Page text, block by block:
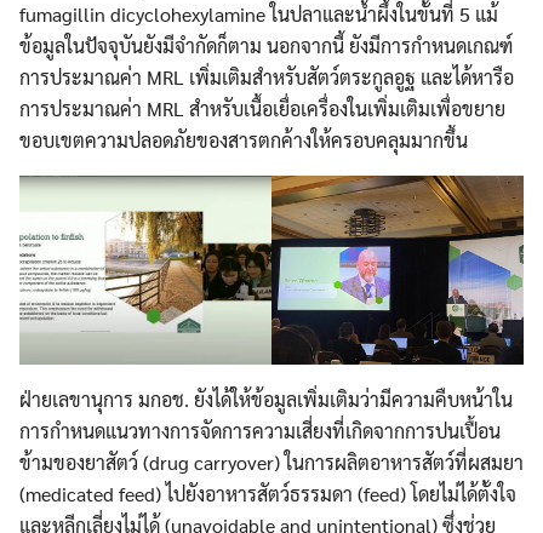
fumagillin dicyclohexylamine ในปลาและน้ำผึ้งในขั้นที่ 5 แม้
ข้อมูลในปัจจุบันยังมีจำกัดก็ตาม นอกจากนี้ ยังมีการกำหนดเกณฑ์
การประมาณค่า MRL เพิ่มเติมสำหรับสัตว์ตระกูลอูฐ และได้หารือ
การประมาณค่า MRL สำหรับเนื้อเยื่อเครื่องในเพิ่มเติมเพื่อขยาย
ขอบเขตความปลอดภัยของสารตกค้างให้ครอบคลุมมากขึ้น
ฝ่ายเลขานุการ มกอช. ยังได้ให้ข้อมูลเพิ่มเติมว่ามีความคืบหน้าใน
การกำหนดแนวทางการจัดการความเสี่ยงที่เกิดจากการปนเปื้อน
ข้ามของยาสัตว์ (drug carryover) ในการผลิตอาหารสัตว์ที่ผสมยา
(medicated feed) ไปยังอาหารสัตว์ธรรมดา (feed) โดยไม่ได้ตั้งใจ
และหลีกเลี่ยงไม่ได้ (unavoidable and unintentional) ซึ่งช่วย